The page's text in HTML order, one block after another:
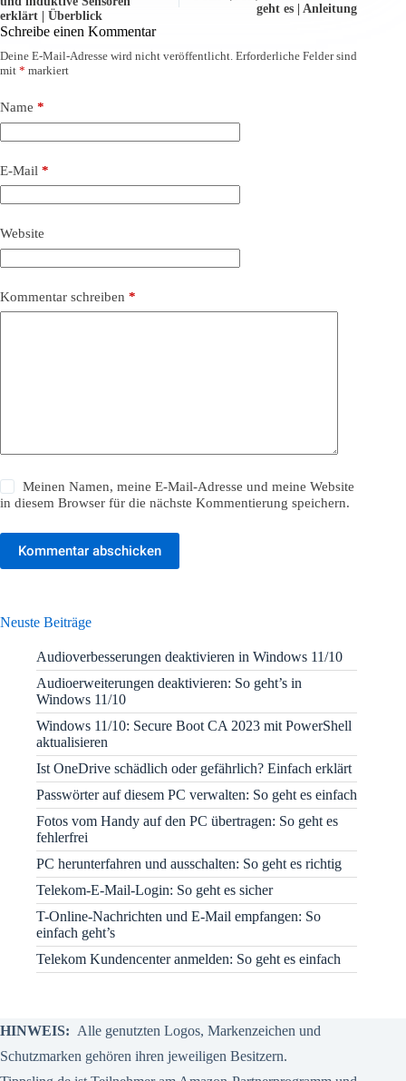
erklärt | Überblick
geht es | Anleitung
Schreibe einen Kommentar
Deine E-Mail-Adresse wird nicht veröffentlicht. Erforderliche Felder sind
mit * markiert
Name *
E-Mail *
Website
Kommentar schreiben *
Meinen Namen, meine E-Mail-Adresse und meine Website
in diesem Browser für die nächste Kommentierung speichern.
Kommentar abschicken
Neuste Beiträge
Audioverbesserungen deaktivieren in Windows 11/10
Audioerweiterungen deaktivieren: So geht’s in
Windows 11/10
Windows 11/10: Secure Boot CA 2023 mit PowerShell
aktualisieren
Ist OneDrive schädlich oder gefährlich? Einfach erklärt
Passwörter auf diesem PC verwalten: So geht es einfach
Fotos vom Handy auf den PC übertragen: So geht es
fehlerfrei
PC herunterfahren und ausschalten: So geht es richtig
Telekom-E-Mail-Login: So geht es sicher
T-Online-Nachrichten und E-Mail empfangen: So
einfach geht’s
Telekom Kundencenter anmelden: So geht es einfach
HINWEIS: Alle genutzten Logos, Markenzeichen und
Schutzmarken gehören ihren jeweiligen Besitzern.